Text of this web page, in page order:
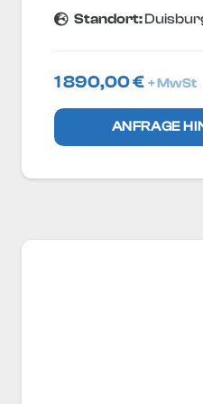
Standort:
1 890,00€ + MwSt
ANFRAGE